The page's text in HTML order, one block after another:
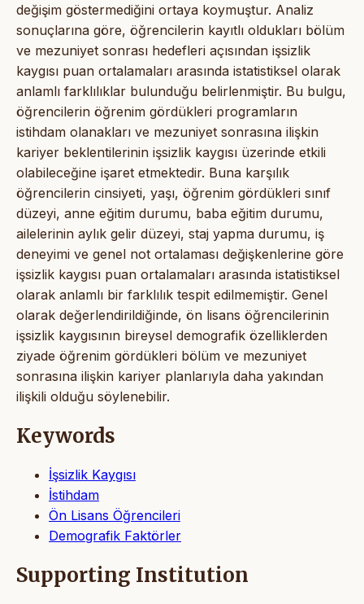
değişim göstermediğini ortaya koymuştur. Analiz
sonuçlarına göre, öğrencilerin kayıtlı oldukları bölüm
ve mezuniyet sonrası hedefleri açısından işsizlik
kaygısı puan ortalamaları arasında istatistiksel olarak
anlamlı farklılıklar bulunduğu belirlenmiştir. Bu bulgu,
öğrencilerin öğrenim gördükleri programların
istihdam olanakları ve mezuniyet sonrasına ilişkin
kariyer beklentilerinin işsizlik kaygısı üzerinde etkili
olabileceğine işaret etmektedir. Buna karşılık
öğrencilerin cinsiyeti, yaşı, öğrenim gördükleri sınıf
düzeyi, anne eğitim durumu, baba eğitim durumu,
ailelerinin aylık gelir düzeyi, staj yapma durumu, iş
deneyimi ve genel not ortalaması değişkenlerine göre
işsizlik kaygısı puan ortalamaları arasında istatistiksel
olarak anlamlı bir farklılık tespit edilmemiştir. Genel
olarak değerlendirildiğinde, ön lisans öğrencilerinin
işsizlik kaygısının bireysel demografik özelliklerden
ziyade öğrenim gördükleri bölüm ve mezuniyet
sonrasına ilişkin kariyer planlarıyla daha yakından
ilişkili olduğu söylenebilir.
Keywords
İşsizlik Kaygısı
İstihdam
Ön Lisans Öğrencileri
Demografik Faktörler
Supporting Institution